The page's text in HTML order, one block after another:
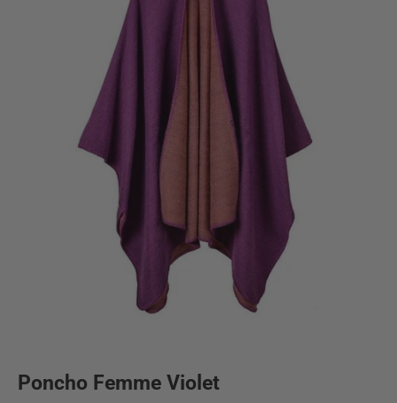
Poncho Femme Violet